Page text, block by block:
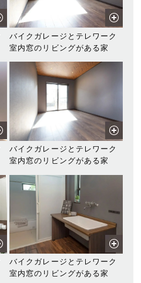
バイクガレージとテレワーク
室内窓のリビングがある家
バイクガレージとテレワーク
室内窓のリビングがある家
バイクガレージとテレワーク
室内窓のリビングがある家